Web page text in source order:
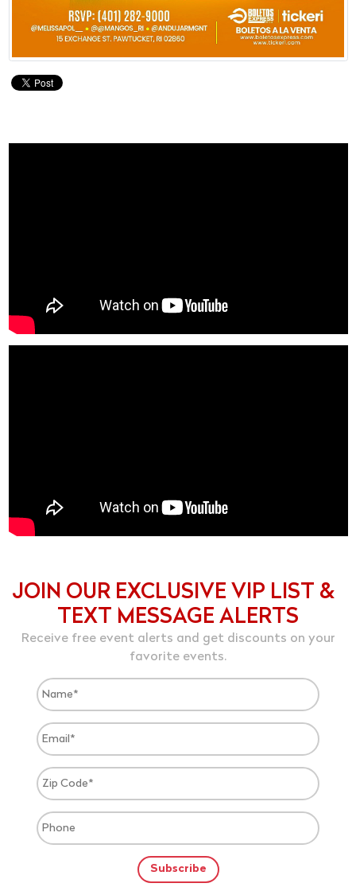
JOIN OUR EXCLUSIVE VIP LIST &
TEXT MESSAGE ALERTS
Receive free event alerts and get discounts on your
favorite events.